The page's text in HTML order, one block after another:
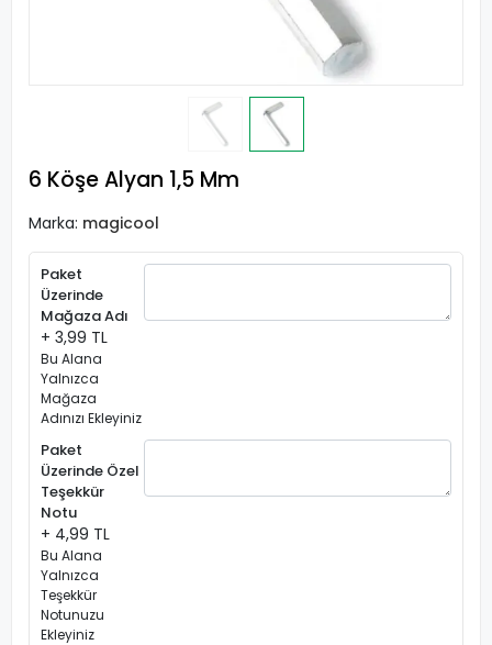
6 Köşe Alyan 1,5 Mm
Marka: magicool
Paket
Üzerinde
Mağaza Adı
+ 3,99 TL
Bu Alana
Yalnızca
Mağaza
Adınızı Ekleyiniz
Paket
Üzerinde Özel
Teşekkür
Notu
+ 4,99 TL
Bu Alana
Yalnızca
Teşekkür
Notunuzu
Ekleyiniz